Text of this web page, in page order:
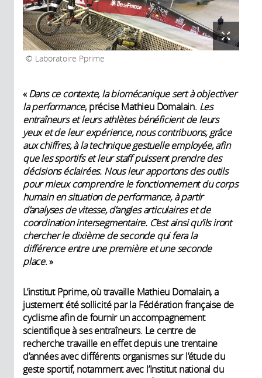
Laboratoire Pprime
«Dans ce contexte, la biomécanique sert à objectiver
la performance, précise Mathieu Domalain. Les
entraîneurs et leurs athlètes bénéficient de leurs
yeux et de leur expérience, nous contribuons, grâce
aux chiffres, à la technique gestuelle employée, afin
que les sportifs et leur staff puissent prendre des
décisions éclairées. Nous leur apportons des outils
pour mieux comprendre le fonctionnement du corps
humain en situation de performance, à partir
d’analyses de vitesse, d’angles articulaires et de
coordination intersegmentaire. C’est ainsi qu’ils iront
chercher le dixième de seconde qui fera la
différence entre une première et une seconde
place. »
L’institut Pprime, où travaille Mathieu Domalain, a
justement été sollicité par la Fédération française de
cyclisme afin de fournir un accompagnement
scientifique à ses entraîneurs. Le centre de
recherche travaille en effet depuis une trentaine
d’années avec différents organismes sur l’étude du
geste sportif, notamment avec l’Institut national du